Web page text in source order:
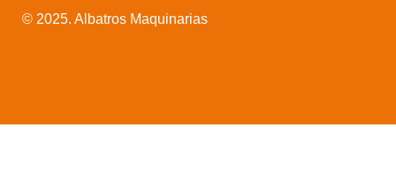
© 2025. Albatros Maquinarias